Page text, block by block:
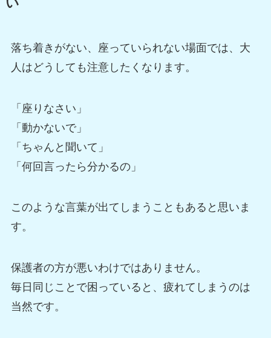
落ち着きがない、座っていられない場面では、大
人はどうしても注意したくなります。
「座りなさい」
「動かないで」
「ちゃんと聞いて」
「何回言ったら分かるの」
このような言葉が出てしまうこともあると思いま
す。
保護者の方が悪いわけではありません。
毎日同じことで困っていると、疲れてしまうのは
当然です。